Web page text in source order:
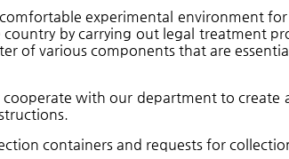
experimental environment for
by carrying out legal treatment
of various components that are
with our department to create
containers and requests for